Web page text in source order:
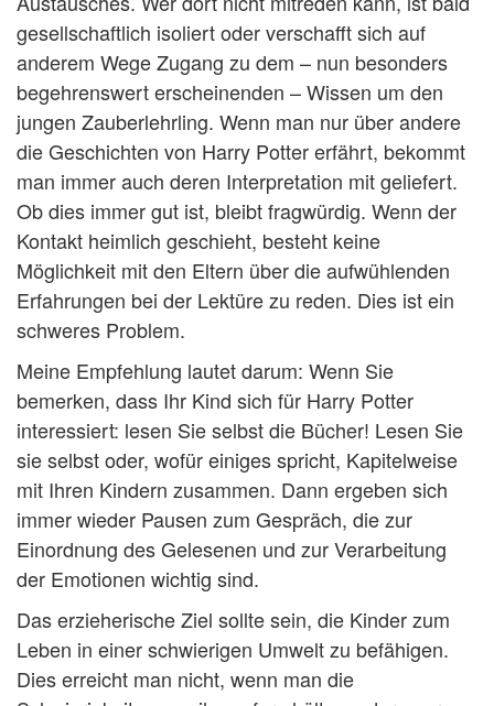
gesellschaftlich isoliert oder verschafft sich auf
anderem Wege Zugang zu dem – nun besonders
begehrenswert erscheinenden – Wissen um den
jungen Zauberlehrling. Wenn man nur über andere
die Geschichten von Harry Potter erfährt, bekommt
man immer auch deren Interpretation mit geliefert.
Ob dies immer gut ist, bleibt fragwürdig. Wenn der
Kontakt heimlich geschieht, besteht keine
Möglichkeit mit den Eltern über die aufwühlenden
Erfahrungen bei der Lektüre zu reden. Dies ist ein
schweres Problem.
Meine Empfehlung lautet darum: Wenn Sie
bemerken, dass Ihr Kind sich für Harry Potter
interessiert: lesen Sie selbst die Bücher! Lesen Sie
sie selbst oder, wofür einiges spricht, Kapitelweise
mit Ihren Kindern zusammen. Dann ergeben sich
immer wieder Pausen zum Gespräch, die zur
Einordnung des Gelesenen und zur Verarbeitung
der Emotionen wichtig sind.
Das erzieherische Ziel sollte sein, die Kinder zum
Leben in einer schwierigen Umwelt zu befähigen.
Dies erreicht man nicht, wenn man die